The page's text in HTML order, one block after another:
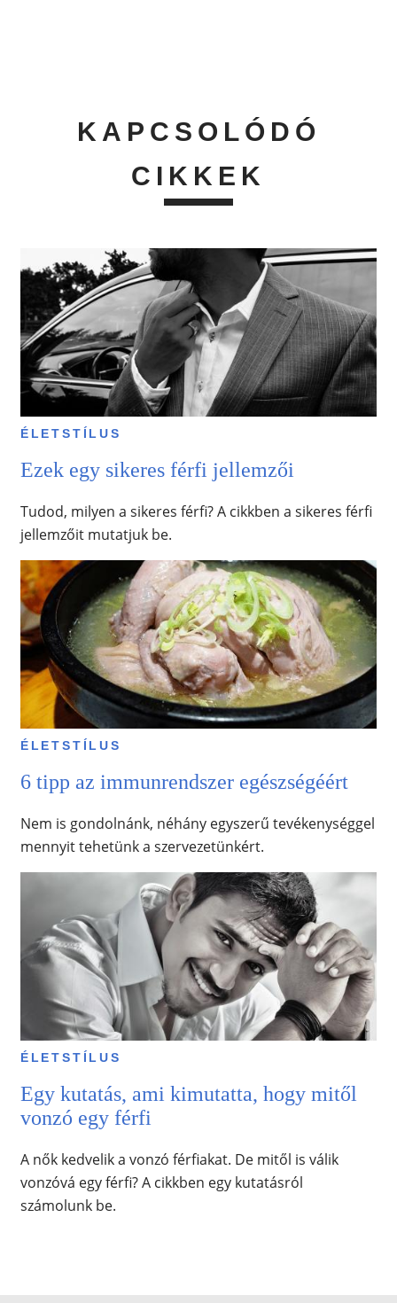
KAPCSOLÓDÓ
CIKKEK
ÉLETSTÍLUS
Ezek egy sikeres férfi jellemzői
Tudod, milyen a sikeres férfi? A cikkben a sikeres férfi
jellemzőit mutatjuk be.
ÉLETSTÍLUS
6 tipp az immunrendszer egészségéért
Nem is gondolnánk, néhány egyszerű tevékenységgel
mennyit tehetünk a szervezetünkért.
ÉLETSTÍLUS
Egy kutatás, ami kimutatta, hogy mitől
vonzó egy férfi
A nők kedvelik a vonzó férfiakat. De mitől is válik
vonzóvá egy férfi? A cikkben egy kutatásról
számolunk be.